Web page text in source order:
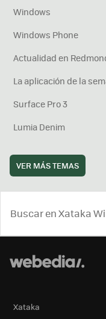
Windows
Windows Phone
Actualidad en
La aplicación de la
Surface Pro 3
Lumia Denim
VER MÁS TEMAS
Xataka